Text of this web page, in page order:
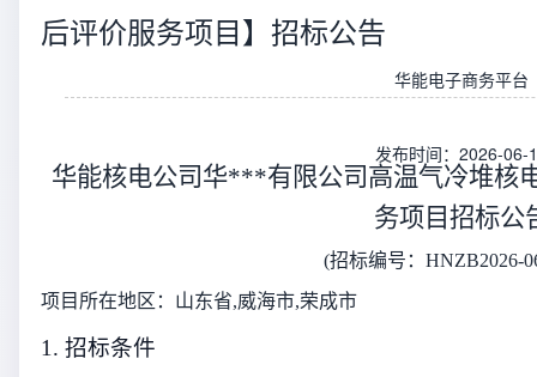
后评价服务项目】招标公告
华能电子商务平台
发布时间：2026-06-
华能核电公司华***有限公司高温气冷堆核
务项目招标公
(招标编号： HNZB2026-
项目所在地区： 山东省,威海市,荣成市
1. 招标条件